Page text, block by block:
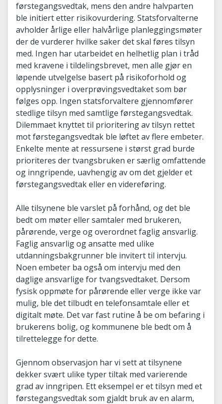
førstegangsvedtak, mens den andre halvparten
ble initiert etter risikovurdering. Statsforvalterne
avholder årlige eller halvårlige planleggingsmøter
der de vurderer hvilke saker det skal føres tilsyn
med. Ingen har utarbeidet en helhetlig plan i tråd
med kravene i tildelingsbrevet, men alle gjør en
løpende utvelgelse basert på risikoforhold og
opplysninger i overprøvingsvedtaket som bør
følges opp. Ingen statsforvaltere gjennomfører
stedlige tilsyn med samtlige førstegangsvedtak.
Dilemmaet knyttet til prioritering av tilsyn rettet
mot førstegangsvedtak ble løftet av flere embeter.
Enkelte mente at ressursene i størst grad burde
prioriteres der tvangsbruken er særlig omfattende
og inngripende, uavhengig av om det gjelder et
førstegangsvedtak eller en videreføring.
Alle tilsynene ble varslet på forhånd, og det ble
bedt om møter eller samtaler med brukeren,
pårørende, verge og overordnet faglig ansvarlig.
Faglig ansvarlig og ansatte med ulike
utdanningsbakgrunner ble invitert til intervju.
Noen embeter ba også om intervju med den
daglige ansvarlige for tvangsvedtaket. Dersom
fysisk oppmøte for pårørende eller verge ikke var
mulig, ble det tilbudt en telefonsamtale eller et
digitalt møte. Det var fast rutine å be om befaring i
brukerens bolig, og kommunene ble bedt om å
tilrettelegge for dette.
Gjennom observasjon har vi sett at tilsynene
dekker svært ulike typer tiltak med varierende
grad av inngripen. Ett eksempel er et tilsyn med et
førstegangsvedtak som gjaldt bruk av en alarm,